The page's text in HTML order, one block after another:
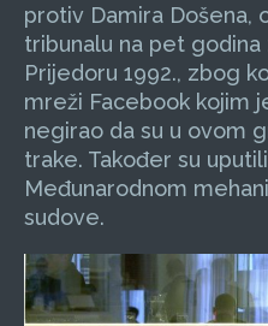
protiv Damira Došena,
tribunalu na pet
Prijedoru 1992., zbog
mreži Facebook kojim
negirao da su u ovom
trake. Također su
Međunarodnom
sudove.